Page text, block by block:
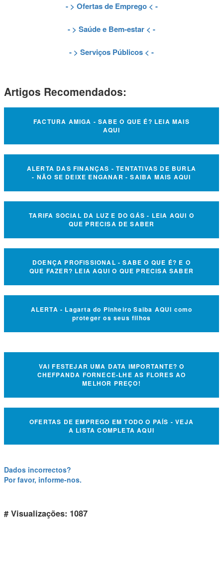
- > Ofertas de Emprego< -
- > Saúde e Bem-estar < -
- > Serviços Públicos < -
Artigos Recomendados:
FACTURA AMIGA - SABE O QUE É? LEIA MAIS
AQUI
ALERTA DAS FINANÇAS - TENTATIVAS DE BURLA
- NÃO SE DEIXE ENGANAR - SAIBA MAIS AQUI
TARIFA SOCIAL DA LUZ E DO GÁS - LEIA AQUI O
QUE PRECISA DE SABER
DOENÇA PROFISSIONAL - SABE O QUE É? E O
QUE FAZER? LEIA AQUI O QUE PRECISA SABER
ALERTA - Lagarta do Pinheiro Saiba AQUI como
proteger os seus filhos
VAI FESTEJAR UMA DATA IMPORTANTE? O
CHEFPANDA FORNECE-LHE AS FLORES AO
MELHOR PREÇO!
OFERTAS DE EMPREGO EM TODO O PAÍS - VEJA
A LISTA COMPLETA AQUI
Dados incorrectos?
Por favor, informe-nos.
# Visualizações: 1087